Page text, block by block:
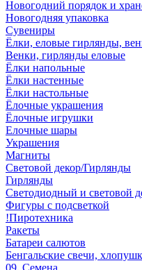
Новогодний порядок и
Новогодняя упаковка
Сувениры
Ёлки, еловые гирлянды,
Венки, гирлянды еловые
Ёлки напольные
Ёлки настенные
Ёлки настольные
Ёлочные украшения
Ёлочные игрушки
Елочные шары
Украшения
Магниты
Световой декор/Гирлянды
Гирлянды
Светодиодный и световой
Фигуры с подсветкой
!Пиротехника
Ракеты
Батареи салютов
Бенгальские свечи,
09. Семена